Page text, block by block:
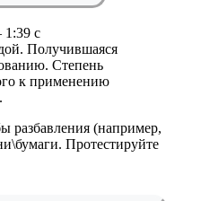
1:39 с
Получившаяся
Степень
к применению
разбавления (например,
Протестируйте